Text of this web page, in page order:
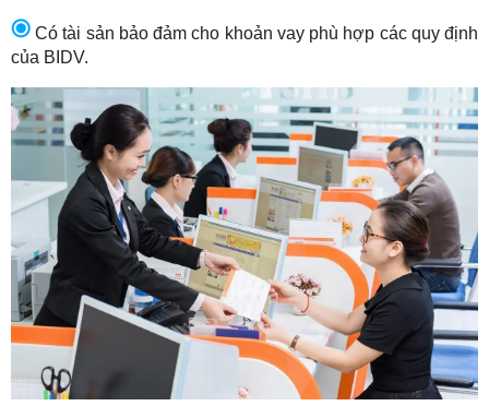
Có tài sản bảo đảm cho khoản vay phù hợp các quy định
của BIDV.